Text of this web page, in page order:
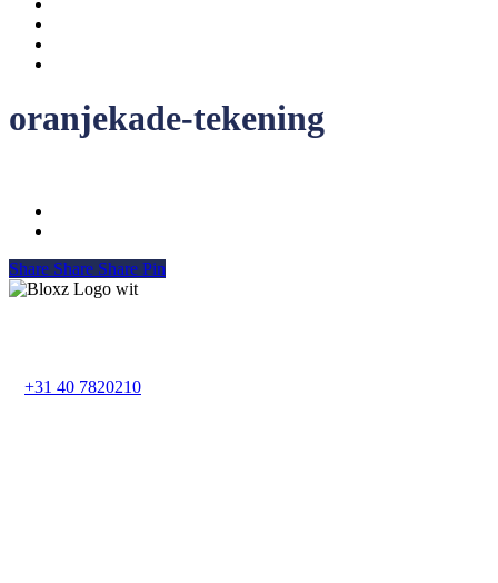
oranjekade-tekening
Share Share Share Pin
+31 40 7820210